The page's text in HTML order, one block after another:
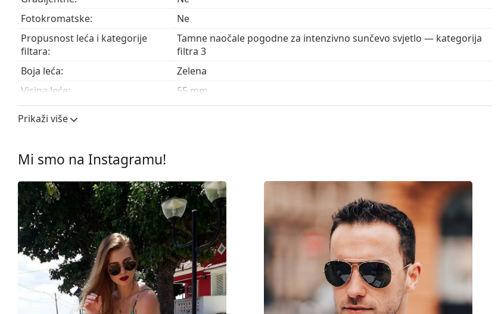
Pogledajte cijelu ponudu
sunčanih naočala
Fotokromatske:
Ne
Propusnost leća i kategorije
filtara:
Tamne naočale pogodne za intenzivno sunčevo svjetlo — kategorija
filtra 3
Boja leća:
Zelena
Visina leće:
55 mm
Širina leće:
58 mm
Okviri
Oblik okvira:
Pilot
Boja okvira:
Siva
Materijal okvira:
Metal
Veličina:
M
Širina:
140 mm
Dužina drškice:
135 mm
Širina mosta:
14 mm
Prikaži više
Mi smo na Instagramu!